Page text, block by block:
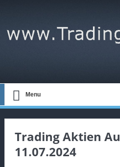
Menu
Trading Aktien
11.07.2024